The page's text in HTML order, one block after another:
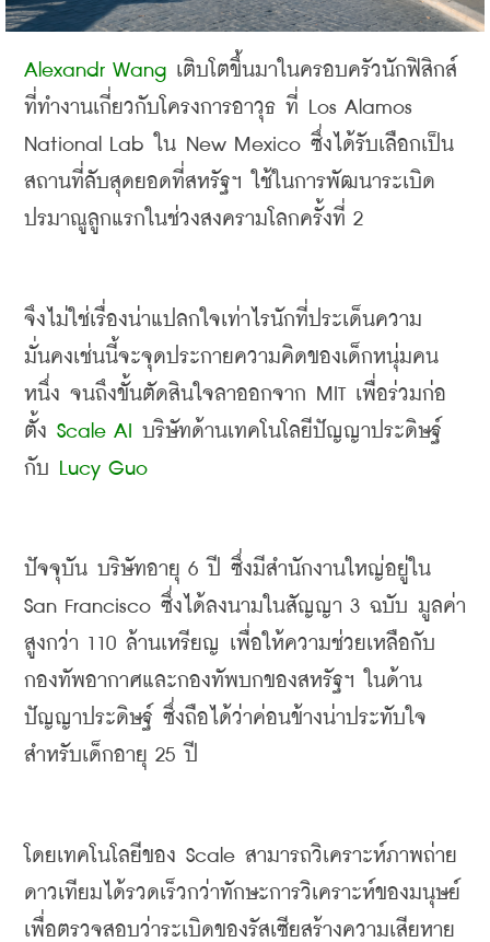
Alexandr Wang เติบโตขึ้นมาในครอบครัวนักฟิสิกส์
ที่ทำงานเกี่ยวกับโครงการอาวุธ ที่ Los Alamos
National Lab
ใน New Mexico ซึ่งได้รับเลือกเป็น
สถานที่ลับสุดยอดที่สหรัฐฯ ใช้ในการพัฒนาระเบิด
ปรมาณูลูกแรกในช่วงสงครามโลกครั้งที่ 2
จึงไม่ใช่เรื่องน่าแปลกใจเท่าไรนักที่ประเด็นความ
มั่นคงเช่นนี้จะจุดประกายความคิดของเด็กหนุ่มคน
หนึ่ง จนถึงขั้นตัดสินใจลาออกจาก MIT เพื่อร่วมก่อ
ตั้ง Scale AI
บริษัทด้านเทคโนโลยีปัญญาประดิษฐ์
กับ Lucy Guo
ปัจจุบัน บริษัทอายุ 6 ปี ซึ่งมีสำนักงานใหญ่อยู่ใน
San Francisco ซึ่งได้ลงนามในสัญญา 3 ฉบับ มูลค่า
สูงกว่า 110 ล้านเหรียญ เพื่อให้ความช่วยเหลือกับ
กองทัพอากาศและกองทัพบกของสหรัฐฯ ในด้าน
ปัญญาประดิษฐ์ ซึ่งถือได้ว่าค่อนข้างน่าประทับใจ
สำหรับเด็กอายุ 25 ปี
โดยเทคโนโลยีของ Scale สามารถวิเคราะห์ภาพถ่าย
ดาวเทียมได้รวดเร็วกว่าทักษะการวิเคราะห์ของมนุษย์
เพื่อตรวจสอบว่าระเบิดของรัสเซียสร้างความเสียหาย